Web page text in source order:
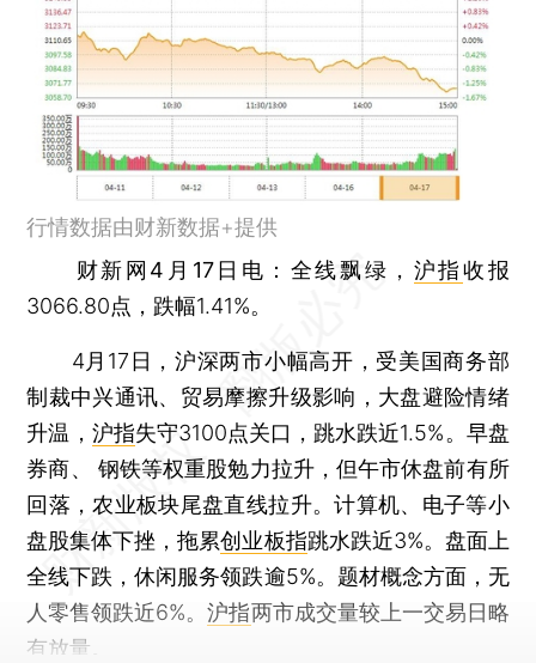
行情数据由财新数据+提供
财新网4月17日电 ：全线飘绿， 沪指收报
3066.80点，跌幅1.41%。
4月17日，沪深两市小幅高开，受美国商务部
制裁中兴通讯、贸易摩擦升级影响，大盘避险情绪
升温， 沪指失守3100点关口，跳水跌近1.5%。早盘
券商、 钢铁等权重股勉力拉升，但午市休盘前有所
回落，农业板块尾盘直线拉升。计算机、电子等小
盘股集体下挫，拖累创业板指跳水跌近3%。盘面上
全线下跌，休闲服务领跌逾5%。题材概念方面，无
人零售领跌近6%。沪指两市成交量较上一交易日略
有放量。